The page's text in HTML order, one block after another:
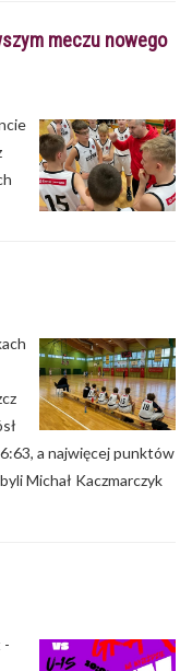
meczu nowego
a najwięcej punktów
Michał Kaczmarczyk
-